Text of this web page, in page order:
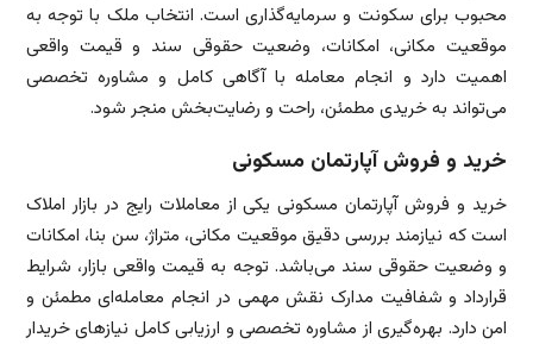
محبوب برای سکونت و سرمایه‌گذاری است. انتخاب ملک با توجه به
موقعیت مکانی، امکانات، وضعیت حقوقی سند و قیمت واقعی
اهمیت دارد و انجام معامله با آگاهی کامل و مشاوره تخصصی
می‌تواند به خریدی مطمئن، راحت و رضایت‌بخش منجر شود.
خرید و فروش آپارتمان مسکونی
خرید و فروش آپارتمان مسکونی یکی از معاملات رایج در بازار املاک
است که نیازمند بررسی دقیق موقعیت مکانی، متراژ، سن بنا، امکانات
و وضعیت حقوقی سند می‌باشد. توجه به قیمت واقعی بازار، شرایط
قرارداد و شفافیت مدارک نقش مهمی در انجام معامله‌ای مطمئن و
امن دارد. بهره‌گیری از مشاوره تخصصی و ارزیابی کامل نیازهای خریدار